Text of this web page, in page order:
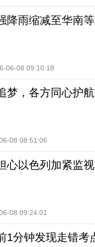
降雨缩减至华南
06-08 09:10:18
梦，各方同心护航
08 08:51:06
心以色列加紧监
08 09:24:01
1分钟发现走错考